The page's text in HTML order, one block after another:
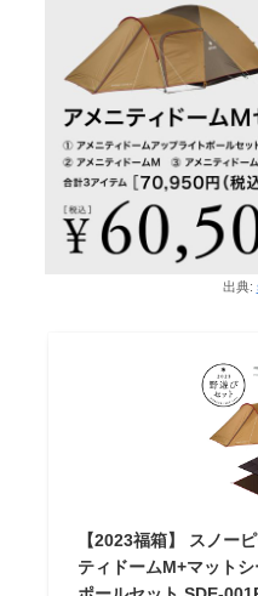
出典:
【2023福箱】 スノー
ティドームM+マット